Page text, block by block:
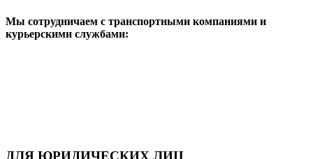
Мы сотрудничаем с транспортными компаниями и
курьерскими службами:
ДЛЯ ЮРИДИЧЕСКИХ ЛИЦ